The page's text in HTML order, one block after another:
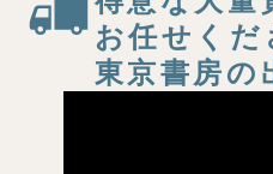
お任せくだ
東京書房の